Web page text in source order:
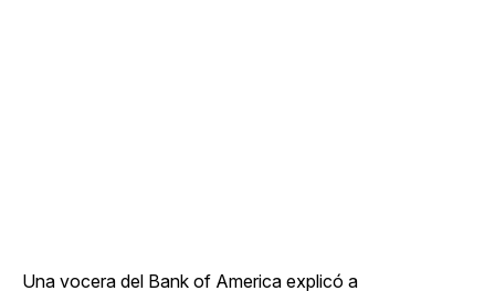
Una vocera del Bank of America explicó a